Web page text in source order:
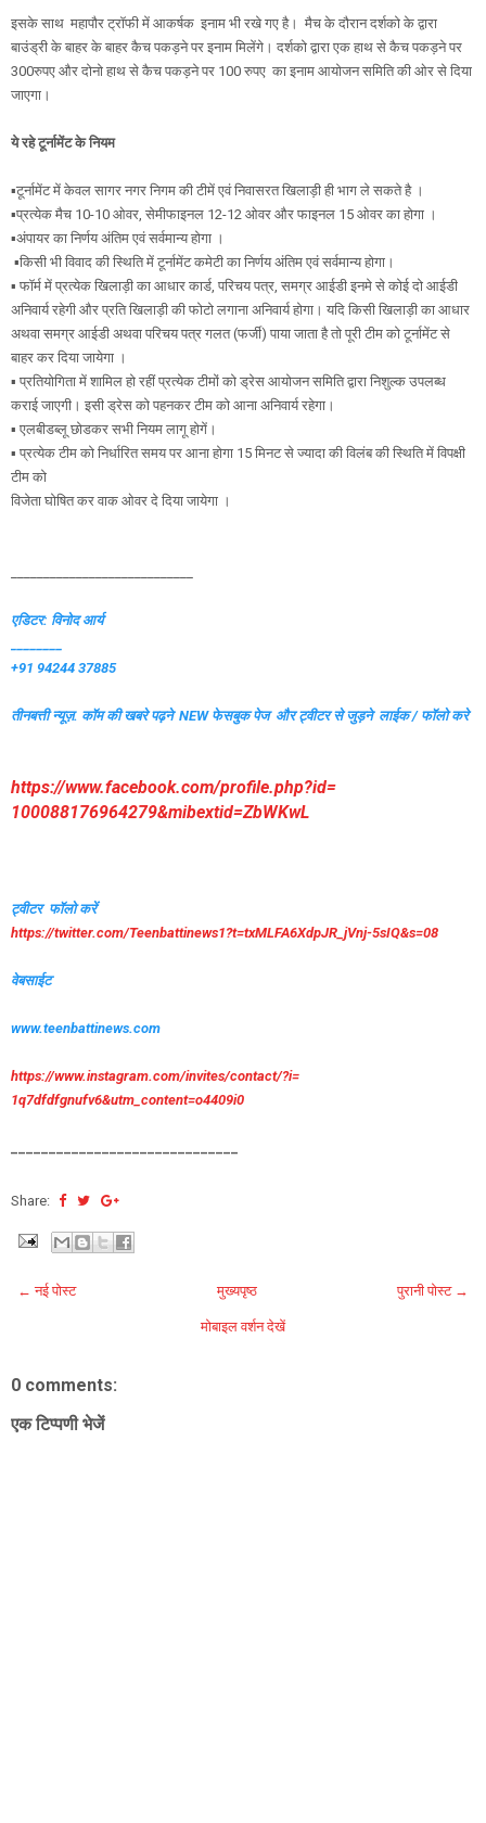
इसके साथ महापौर ट्रॉफी में आकर्षक इनाम भी रखे गए है। मैच के दौरान दर्शको के द्वारा
बाउंड्री के बाहर के बाहर कैच पकड़ने पर इनाम मिलेंगे। दर्शको द्वारा एक हाथ से कैच पकड़ने पर
300रुपए और दोनो हाथ से कैच पकड़ने पर 100 रुपए का इनाम आयोजन समिति की ओर से दिया
जाएगा।
ये रहे टूर्नामेंट के नियम
▪️टूर्नामेंट में केवल सागर नगर निगम की टीमें एवं निवासरत खिलाड़ी ही भाग ले सकते है ।
▪️प्रत्येक मैच 10-10 ओवर, सेमीफाइनल 12-12 ओवर और फाइनल 15 ओवर का होगा ।
▪️अंपायर का निर्णय अंतिम एवं सर्वमान्य होगा ।
▪️किसी भी विवाद की स्थिति में टूर्नामेंट कमेटी का निर्णय अंतिम एवं सर्वमान्य होगा।
▪️ फॉर्म में प्रत्येक खिलाड़ी का आधार कार्ड, परिचय पत्र, समग्र आईडी इनमे से कोई दो आईडी
अनिवार्य रहेगी और प्रति खिलाड़ी की फोटो लगाना अनिवार्य होगा। यदि किसी खिलाड़ी का आधार
अथवा समग्र आईडी अथवा परिचय पत्र गलत (फर्जी) पाया जाता है तो पूरी टीम को टूर्नामेंट से
बाहर कर दिया जायेगा ।
▪️ प्रतियोगिता में शामिल हो रहीं प्रत्येक टीमों को ड्रेस आयोजन समिति द्वारा निशुल्क उपलब्ध
कराई जाएगी। इसी ड्रेस को पहनकर टीम को आना अनिवार्य रहेगा।
▪️ एलबीडब्लू छोडकर सभी नियम लागू होगें।
▪️ प्रत्येक टीम को निर्धारित समय पर आना होगा 15 मिनट से ज्यादा की विलंब की स्थिति में विपक्षी
टीम को
विजेता घोषित कर वाक ओवर दे दिया जायेगा ।
एडिटर: विनोद आर्य
________
+91 94244 37885
तीनबत्ती न्यूज़. कॉम की खबरे पढ़नेNEW फेसबुक पेज और ट्वीटर से जुड़ने लाईक / फॉलो करे
https://www.facebook.com/profile.php?id=
100088176964279&mibextid=ZbWKwL
ट्वीटर फॉलो करें
https://twitter.com/Teenbattinews1?t=txMLFA6XdpJR_jVnj-5sIQ&s=08
वेबसाईट
www.teenbattinews.com
https://www.instagram.com/invites/contact/?i=
1q7dfdfgnufv6&utm_content=o4409i0
Share:
← नई पोस्ट पुरानी पोस्ट →
मुख्यपृष्ठ
मोबाइल वर्शन देखें
0 comments:
एक टिप्पणी भेजें